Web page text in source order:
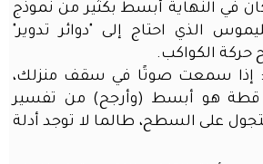
في النهاية أبسط بكثير من نموذج
الذي احتاج إلى "دوائر تدوير"
حركة الكواكب.
إذا سمعت صوتًا في سقف منزلك،
قطة هو أبسط (وأرجح) من تفسير
على السطح، طالما لا توجد أدلة